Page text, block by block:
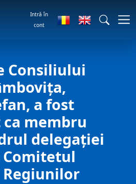
Intră în
cont
Consiliului
a fost
membru
delegației
Comitetul
Regiunilor